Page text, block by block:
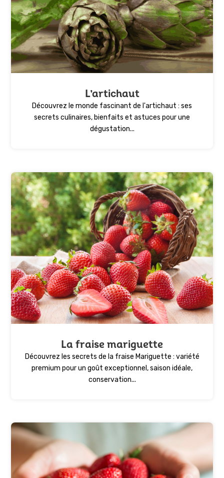
L’artichaut
Découvrez le monde fascinant de l'artichaut : ses
secrets culinaires, bienfaits et astuces pour une
dégustation...
La fraise mariguette
Découvrez les secrets de la fraise Mariguette : variété
premium pour un goût exceptionnel, saison idéale,
conservation...